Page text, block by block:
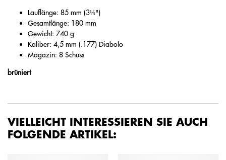
Lauflänge: 85 mm (3⅓")
Gesamtlänge: 180 mm
Gewicht: 740 g
Kaliber: 4,5 mm (.177) Diabolo
Magazin: 8 Schuss
brüniert
VIELLEICHT INTERESSIEREN SIE AUCH
FOLGENDE ARTIKEL: